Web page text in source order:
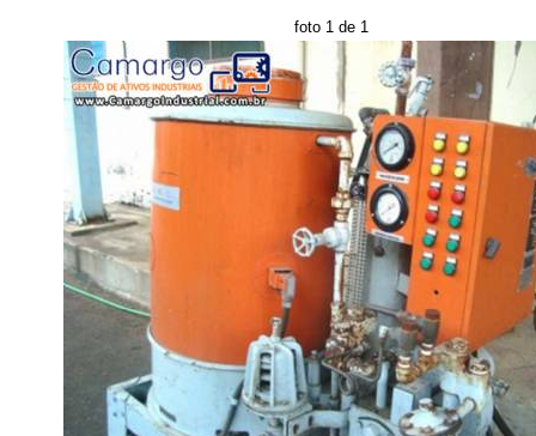
foto 1 de 1